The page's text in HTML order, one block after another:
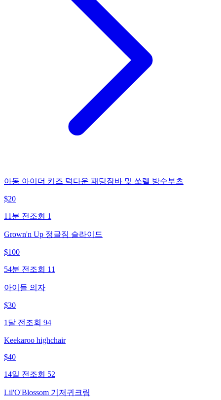
아동 아이더 키즈 덕다운 패딩잠바 및 쏘렐 방수부츠
$20
11분 전 조회 1
Grown'n Up 정글짐 슬라이드
$100
54분 전 조회 11
아이들 의자
$30
1달 전 조회 94
Keekaroo highchair
$40
14일 전 조회 52
Lil'O'Blossom 기저귀크림